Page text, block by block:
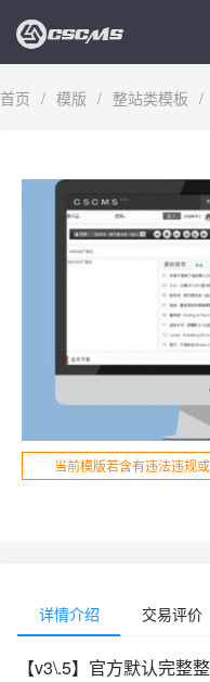
首页 / 模版 / 整站类模板 /
当前模版若含有违法违规
详情介绍 交易评价
【v3\.5】官方默认完整